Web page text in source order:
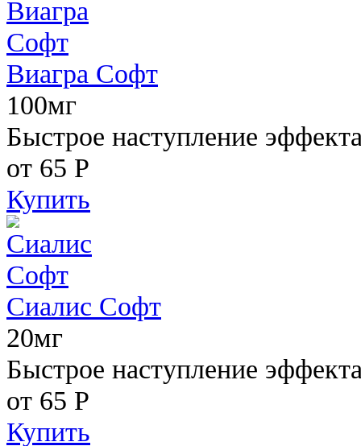
Виагра Софт
100мг
Быстрое наступление
от 65 Р
Купить
Сиалис Софт
20мг
Быстрое наступление
от 65 Р
Купить